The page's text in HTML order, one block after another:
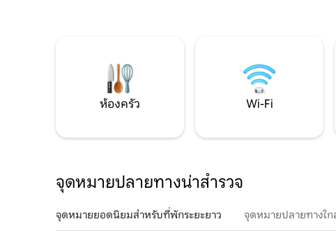
ห้องครัว Wi-Fi
จุดหมายปลายทางน่าสำรวจ
จุดหมายยอดนิยมสำหรับที่พักระยะยาว จุดหมายปลายทางใก